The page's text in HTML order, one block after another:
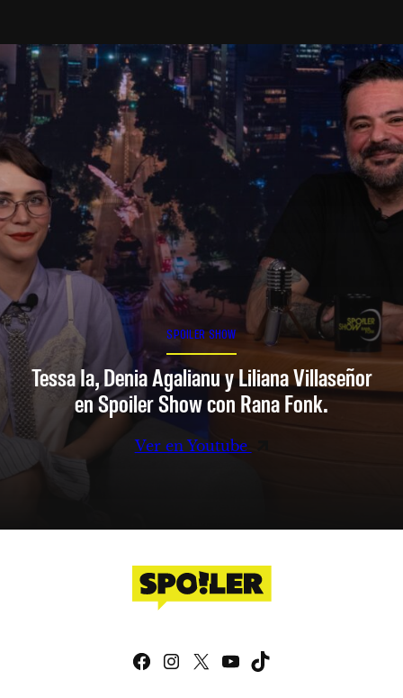
SPOILER SHOW
Tessa Ia, Denia Agalianu y Liliana Villaseñor
en Spoiler Show con Rana Fonk.
Ver en Youtube
Facebook
Instagram
X YouTube